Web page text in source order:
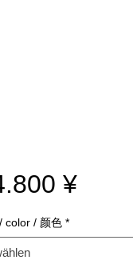
¥Preis
color / 颜色 *